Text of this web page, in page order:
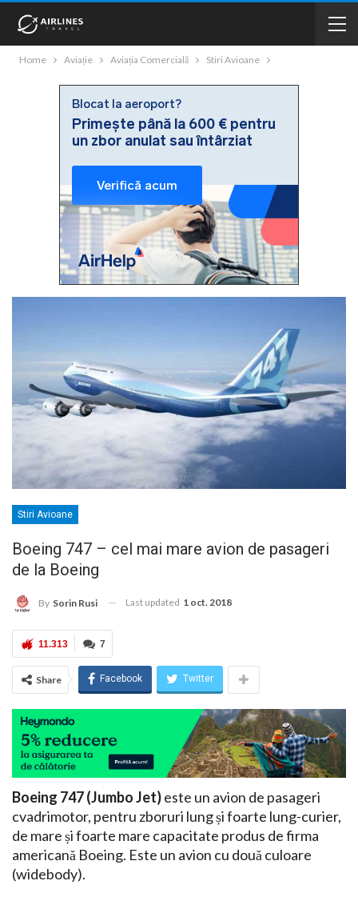
Home Aviație Aviația Comercială Stiri Avioane
Stiri Avioane
Boeing 747 – cel mai mare avion de pasageri
de la Boeing
By Sorin Rusi Last updated 1 oct. 2018
7
11.313
Share Facebook Twitter
Boeing 747 (Jumbo Jet)este un avion de pasageri
cvadrimotor, pentru zboruri lung și foarte lung-curier,
de mare și foarte mare capacitate produs de firma
americană Boeing. Este un avion cu două culoare
(widebody).